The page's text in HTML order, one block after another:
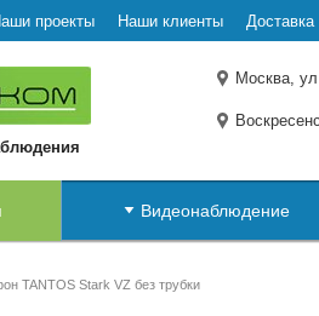
проекты Наши клиенты Доставка
Москва,
Видеонаблюдение
TANTOS Stark VZ без трубки